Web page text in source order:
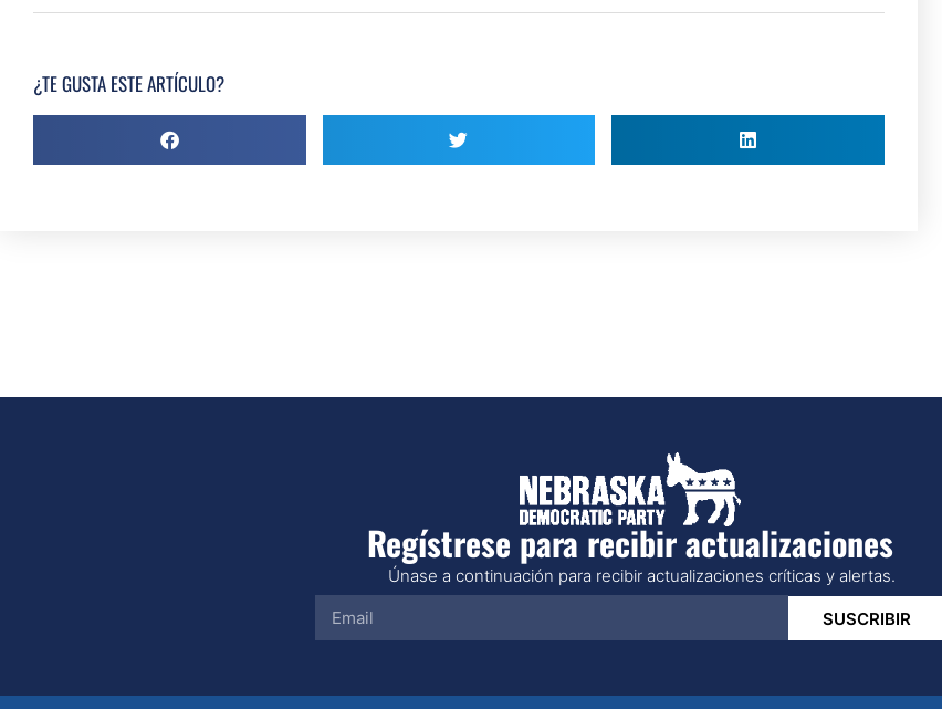
¿TE GUSTA ESTE ARTÍCULO?
Regístrese para recibir actualizaciones
Únase a continuación para recibir actualizaciones críticas y alertas.
SUSCRIBIR